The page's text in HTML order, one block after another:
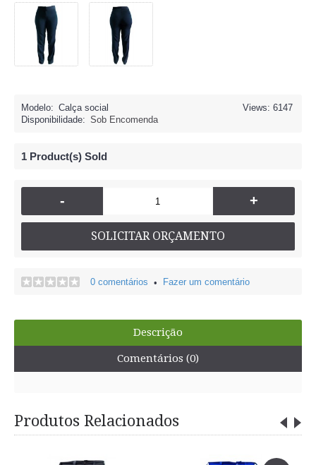
Views: 6147
Modelo: Calça social
Disponibilidade: Sob Encomenda
1 Product(s) Sold
- +
SOLICITAR ORÇAMENTO
0 comentários • Fazer um comentário
Descrição
Comentários (0)
Produtos Relacionados